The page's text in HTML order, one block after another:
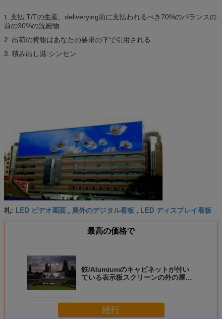
1. 支払:T/Tの生産、deliverying前に支払われるべき70%のバランスの
前の30%の沈殿物
2. 出荷の貨物はあなたの要求の下で引用される
3. 積み出し港:シンセン
札: LED ビデオ画面 , 屋外のデジタル看板 , LED ディスプレイ看板
最高の価格で
鉄/Alumiumのキャビネットが付い
ている表示板スクリーンの外の屋外
続行